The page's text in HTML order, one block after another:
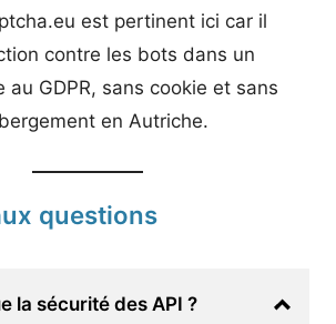
est pertinent ici car il
contre les bots dans un
au GDPR, sans cookie et sans
en Autriche.
questions
la sécurité des API ?